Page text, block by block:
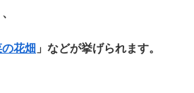
花畑 」などが挙げられます。